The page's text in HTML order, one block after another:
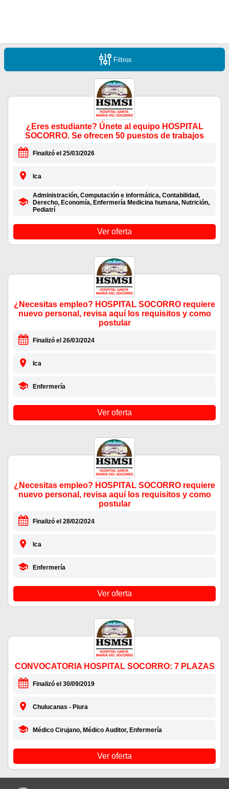
Filtros
¿Eres estudiante? Únete al equipo HOSPITAL
SOCORRO. Se ofrecen 50 puestos de trabajos
Finalizó el 25/03/2026
Ica
Administración, Computación e informática, Contabilidad,
Derecho, Economía, Enfermería Medicina humana, Nutrición,
Pediatrí
Ver oferta
¿Necesitas empleo? HOSPITAL SOCORRO requiere
nuevo personal, revisa aquí los requisitos y como
postular
Finalizó el 26/03/2024
Ica
Enfermería
Ver oferta
¿Necesitas empleo? HOSPITAL SOCORRO requiere
nuevo personal, revisa aquí los requisitos y como
postular
Finalizó el 28/02/2024
Ica
Enfermería
Ver oferta
CONVOCATORIA HOSPITAL SOCORRO: 7 PLAZAS
Finalizó el 30/09/2019
Chulucanas - Piura
Médico Cirujano, Médico Auditor, Enfermería
Ver oferta